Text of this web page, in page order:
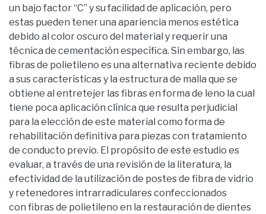
un bajo factor “C” y su facilidad de aplicación, pero
estas pueden tener una apariencia menos estética
debido al color oscuro del material y requerir una
técnica de cementación específica. Sin embargo, las
fibras de polietileno es una alternativa reciente debido
a sus características y la estructura de malla que se
obtiene al entretejer las fibras en forma de leno la cual
tiene poca aplicación clínica que resulta perjudicial
para la elección de este material como forma de
rehabilitación definitiva para piezas con tratamiento
de conducto previo. El propósito de este estudio es
evaluar, a través de una revisión de la literatura, la
efectividad de la utilización de postes de fibra de vidrio
y retenedores intrarradiculares confeccionados
con fibras de polietileno en la restauración de dientes